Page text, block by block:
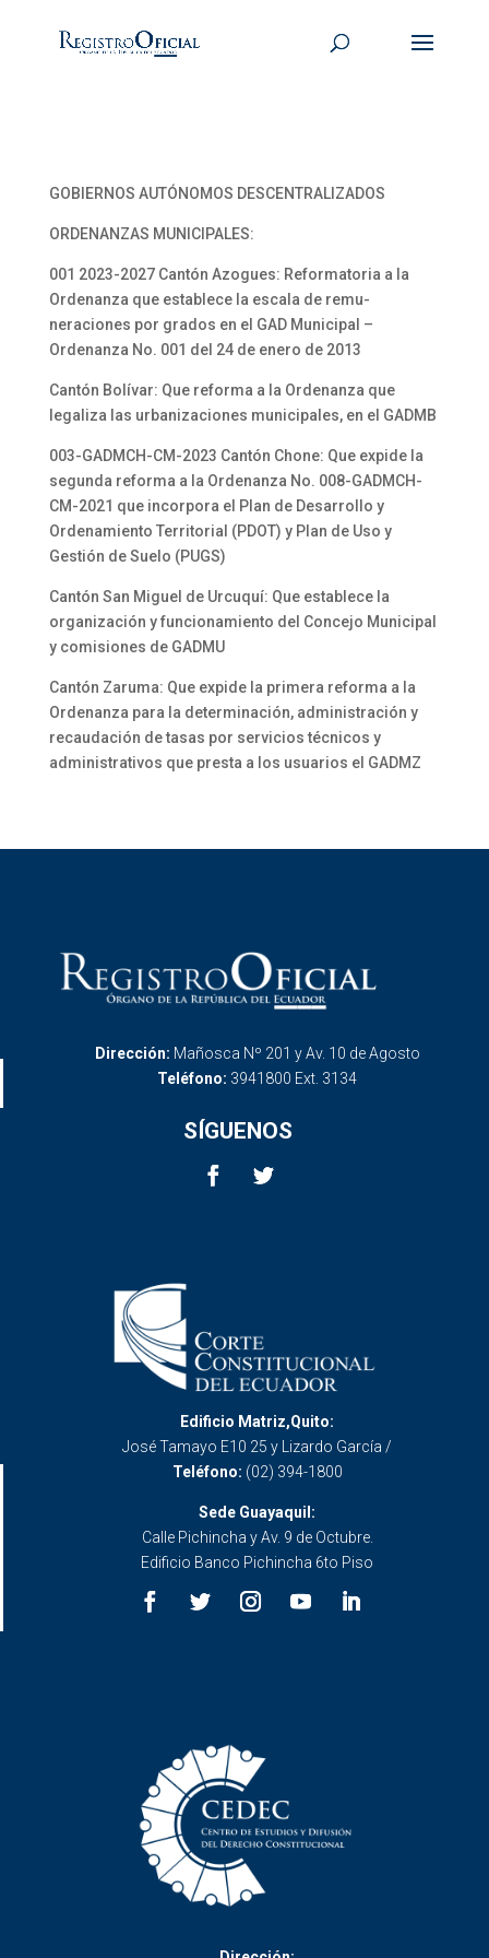
GOBIERNOS AUTÓNOMOS DESCENTRALIZADOS
ORDENANZAS MUNICIPALES:
001 2023-2027 Cantón Azogues: Reformatoria a la
Ordenanza que establece la escala de remu-
neraciones por grados en el GAD Municipal –
Ordenanza No. 001 del 24 de enero de 2013
Cantón Bolívar: Que reforma a la Ordenanza que
legaliza las urbanizaciones municipales, en el GADMB
003-GADMCH-CM-2023 Cantón Chone: Que expide la
segunda reforma a la Ordenanza No. 008-GADMCH-
CM-2021 que incorpora el Plan de Desarrollo y
Ordenamiento Territorial (PDOT) y Plan de Uso y
Gestión de Suelo (PUGS)
Cantón San Miguel de Urcuquí: Que establece la
organización y funcionamiento del Concejo Municipal
y comisiones de GADMU
Cantón Zaruma: Que expide la primera reforma a la
Ordenanza para la determinación, administración y
recaudación de tasas por servicios técnicos y
administrativos que presta a los usuarios el GADMZ
Dirección: Mañosca Nº 201 y Av. 10 de Agosto
Teléfono: 3941800 Ext. 3134
SÍGUENOS
Edificio Matriz,Quito:
José Tamayo E10 25 y Lizardo García /
Teléfono: (02) 394-1800
Sede Guayaquil:
Calle Pichincha y Av. 9 de Octubre.
Edificio Banco Pichincha 6to Piso